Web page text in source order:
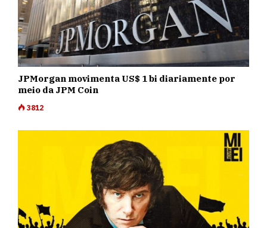
JPMorgan movimenta US$ 1 bi diariamente por
meio da JPM Coin
3812